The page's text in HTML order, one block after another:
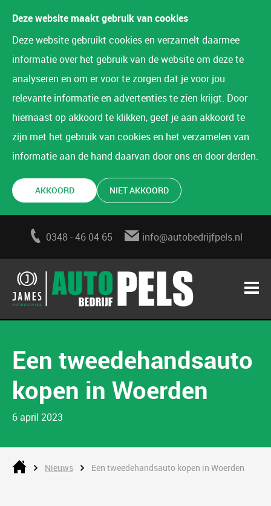
Deze website maakt gebruik van cookies
Deze website gebruikt cookies en verzamelt daarmee
informatie over het gebruik van de website om deze te
analyseren en om er voor te zorgen dat je voor jou
relevante informatie en advertenties te zien krijgt. Door
hiernaast op akkoord te klikken, geef je aan akkoord te
zijn met het gebruik van cookies en het verzamelen van
informatie aan de hand daarvan door ons en door derden.
AKKOORD NIET AKKOORD
0348 - 46 04 65 info@autobedrijfpels.nl
Een tweedehandsauto
kopen in Woerden
6 april 2023
Nieuws Een tweedehandsauto kopen in Woerden